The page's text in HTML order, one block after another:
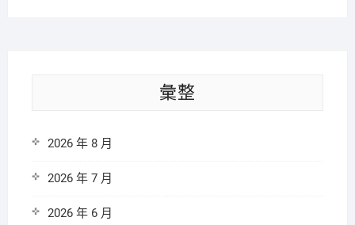
彙整
2026 年 8 月
2026 年 7 月
2026 年 6 月